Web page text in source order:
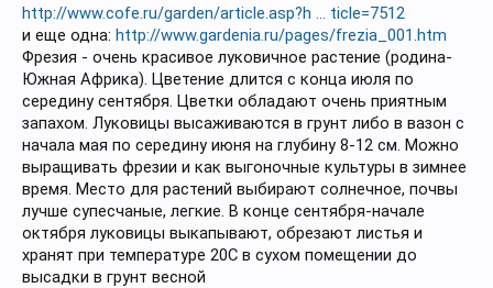
http://www.cofe.ru/garden/article.asp?h ... ticle=7512
и еще одна: http://www.gardenia.ru/pages/frezia_001.htm
Фрезия - очень красивое луковичное растение (родина-
Южная Африка). Цветение длится с конца июля по
середину сентября. Цветки обладают очень приятным
запахом. Луковицы высаживаются в грунт либо в вазон с
начала мая по середину июня на глубину 8-12 см. Можно
выращивать фрезии и как выгоночные культуры в зимнее
время. Место для растений выбирают солнечное, почвы
лучше супесчаные, легкие. В конце сентября-начале
октября луковицы выкапывают, обрезают листья и
хранят при температуре 20С в сухом помещении до
высадки в грунт весной